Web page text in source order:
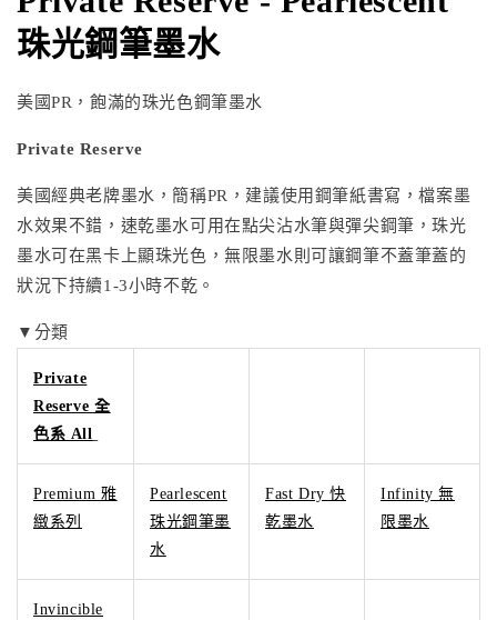
珠光鋼筆墨水
美國PR，飽滿的珠光色鋼筆墨水
Private Reserve
美國經典老牌墨水，簡稱PR，建議使用鋼筆紙書寫，檔案墨
水效果不錯，速乾墨水可用在點尖沾水筆與彈尖鋼筆，珠光
墨水可在黑卡上顯珠光色，無限墨水則可讓鋼筆不蓋筆蓋的
狀況下持續1-3小時不乾。
Private
Reserve 全
色系 All
Premium 雅
緻系列
Pearlescent
珠光鋼筆墨
水
Fast Dry 快
乾墨水
Infinity 無
限墨水
Invincible
▼分類